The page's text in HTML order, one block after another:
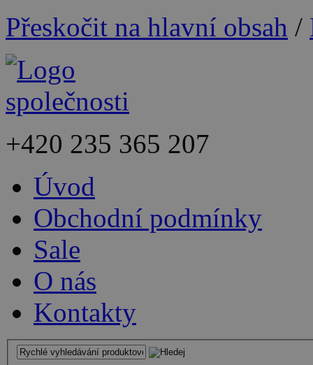
Přeskočit na hlavní obsah /
+420 235 365 207
Úvod
Obchodní podmínky
Sale
O nás
Kontakty